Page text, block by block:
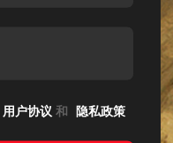
用户协议 和 隐私政策